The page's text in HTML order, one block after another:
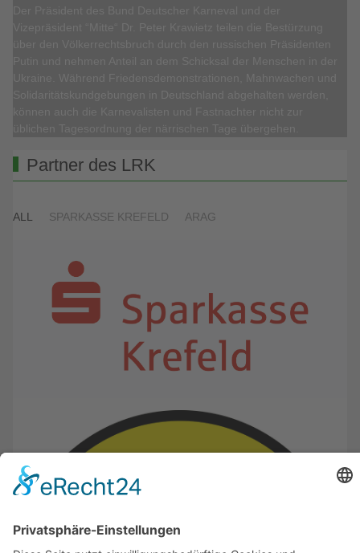
Partner des LRK
ALL SPARKASSE KREFELD ARAG